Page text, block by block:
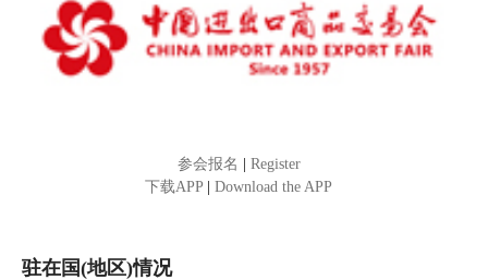
参会报名
Register
下载APP
Download the APP
驻在国(地区)情况